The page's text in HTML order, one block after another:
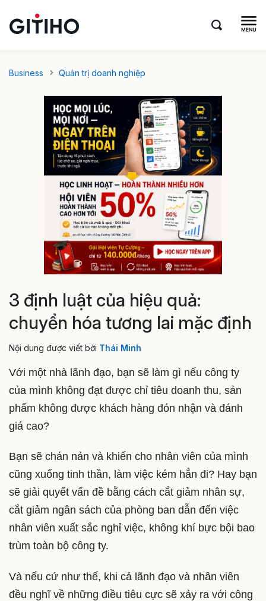
Business Quản trị doanh nghiệp
3 định luật của hiệu quả:
chuyển hóa tương lai mặc định
Nội dung được viết bởi Thái Minh
Với một nhà lãnh đạo, bạn sẽ làm gì nếu công ty
của mình không đạt được chỉ tiêu doanh thu, sản
phẩm không được khách hàng đón nhận và đánh
giá cao?
Bạn sẽ chán nản và khiến cho nhân viên của mình
cũng xuống tinh thần, làm việc kém hẳn đi? Hay bạn
sẽ giải quyết vấn đề bằng cách cắt giảm nhân sự,
cắt giảm ngân sách của phòng ban dẫn đến việc
nhân viên xuất sắc nghỉ việc, không khí bực bội bao
trùm toàn bộ công ty.
Và nếu cứ như thế, khi cả lãnh đạo và nhân viên
đều nghĩ về những điều tiêu cực sẽ xảy ra với công